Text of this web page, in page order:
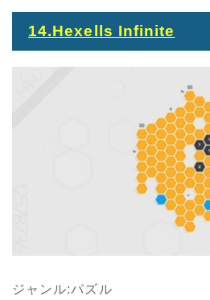
14.Hexells Infinite
ジャンル:パズル